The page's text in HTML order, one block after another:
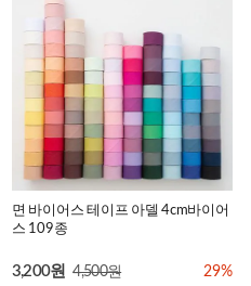
면 바이어스 테이프 아델 4cm바이어
스 109종
3,200원 4,500원 29%